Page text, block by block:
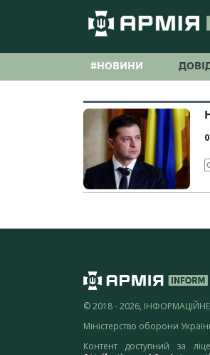
#НОВИНИ
© 2018 - 2026,
Міністерство оборони
Контент доступний за